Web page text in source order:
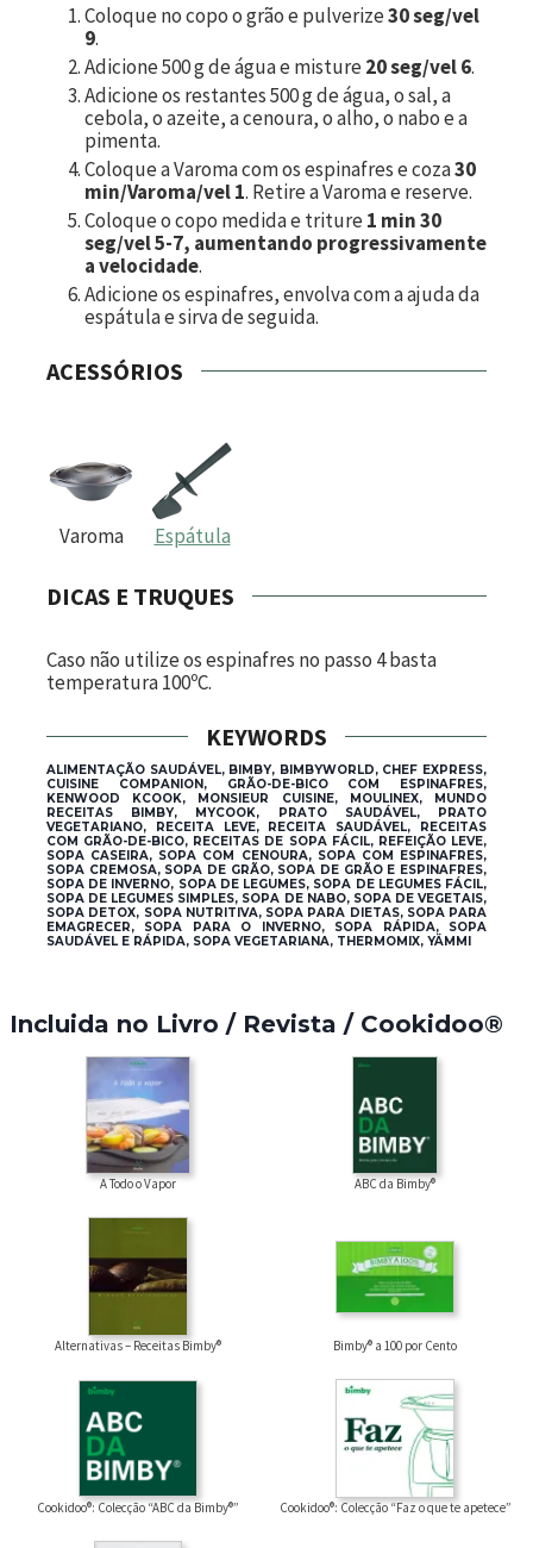
Coloque no copo o grão e pulverize30 seg/vel
9.
Adicione500g de água e misture20 seg/vel 6.
Adicione os restantes500g de água, o sal, a
cebola, o azeite, a cenoura, o alho, o nabo e a
pimenta.
Coloque a Varoma com os espinafres e coza30
min/Varoma/vel 1. Retire a Varoma e reserve.
Coloque o copo medida e triture1 min 30
seg/vel 5-7, aumentando progressivamente
a velocidade.
Adicione os espinafres, envolva com a ajuda da
espátula e sirva de seguida.
ACESSÓRIOS
Varoma Espátula
DICAS E TRUQUES
Caso não utilize os espinafres no passo 4 basta
temperatura 100ºC.
KEYWORDS
ALIMENTAÇÃO SAUDÁVEL, BIMBY, BIMBYWORLD, CHEF EXPRESS,
CUISINE COMPANION, GRÃO-DE-BICO COM ESPINAFRES,
KENWOOD KCOOK, MONSIEUR CUISINE, MOULINEX, MUNDO
RECEITAS BIMBY, MYCOOK, PRATO SAUDÁVEL, PRATO
VEGETARIANO, RECEITA LEVE, RECEITA SAUDÁVEL, RECEITAS
COM GRÃO-DE-BICO, RECEITAS DE SOPA FÁCIL, REFEIÇÃO LEVE,
SOPA CASEIRA, SOPA COM CENOURA, SOPA COM ESPINAFRES,
SOPA CREMOSA, SOPA DE GRÃO, SOPA DE GRÃO E ESPINAFRES,
SOPA DE INVERNO, SOPA DE LEGUMES, SOPA DE LEGUMES FÁCIL,
SOPA DE LEGUMES SIMPLES, SOPA DE NABO, SOPA DE VEGETAIS,
SOPA DETOX, SOPA NUTRITIVA, SOPA PARA DIETAS, SOPA PARA
EMAGRECER, SOPA PARA O INVERNO, SOPA RÁPIDA, SOPA
SAUDÁVEL E RÁPIDA, SOPA VEGETARIANA, THERMOMIX, YÄMMI
Incluida no Livro / Revista / Cookidoo®
A Todo o Vapor ABC da Bimby®
Alternativas – Receitas Bimby® Bimby® a 100 por Cento
Cookidoo®: Colecção “ABC da Bimby®” Cookidoo®: Colecção “Faz o que te apetece”